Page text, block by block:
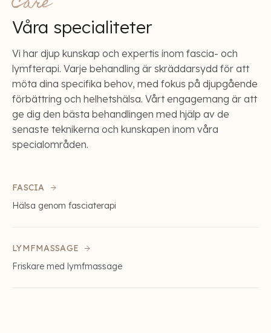
Våra specialiteter
Vi har djup kunskap och expertis inom fascia- och
lymfterapi. Varje behandling är skräddarsydd för att
möta dina specifika behov, med fokus på djupgående
förbättring och helhetshälsa. Vårt engagemang är att
ge dig den bästa behandlingen med hjälp av de
senaste teknikerna och kunskapen inom våra
specialområden.
FASCIA
Hälsa genom fasciaterapi
LYMFMASSAGE
Friskare med lymfmassage